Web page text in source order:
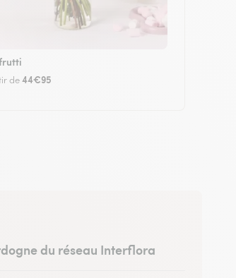
de44€95
du réseau Interflora